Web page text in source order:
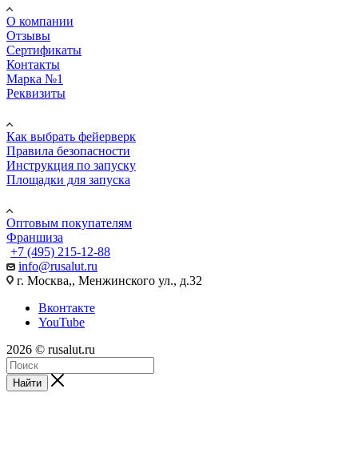
О компании
Отзывы
Сертификаты
Контакты
Марка №1
Реквизиты
Как выбрать фейерверк
Правила безопасности
Инструкция по запуску
Площадки для запуска
Оптовым покупателям
Франшиза
+7 (495) 215-12-88
info@rusalut.ru
г. Москва,, Менжинского ул., д.32
Вконтакте
YouTube
2026 © rusalut.ru
Найти